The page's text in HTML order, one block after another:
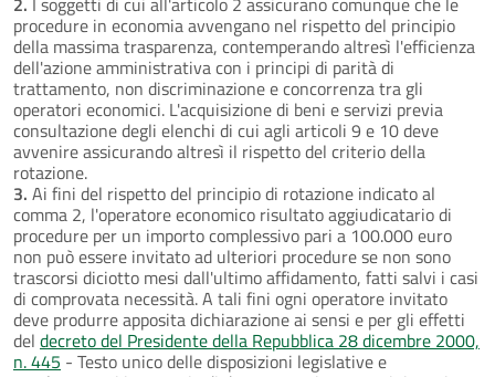
procedure in economia avvengano nel rispetto del principio
della massima trasparenza, contemperando altresì l'efficienza
dell'azione amministrativa con i principi di parità di
trattamento, non discriminazione e concorrenza tra gli
operatori economici. L'acquisizione di beni e servizi previa
consultazione degli elenchi di cui agli articoli 9 e 10 deve
avvenire assicurando altresì il rispetto del criterio della
rotazione.
3. Ai fini del rispetto del principio di rotazione indicato al
comma 2, l'operatore economico risultato aggiudicatario di
procedure per un importo complessivo pari a 100.000 euro
non può essere invitato ad ulteriori procedure se non sono
trascorsi diciotto mesi dall'ultimo affidamento, fatti salvi i casi
di comprovata necessità. A tali fini ogni operatore invitato
deve produrre apposita dichiarazione ai sensi e per gli effetti
del decreto del Presidente della Repubblica 28 dicembre 2000,
n. 445 - Testo unico delle disposizioni legislative e